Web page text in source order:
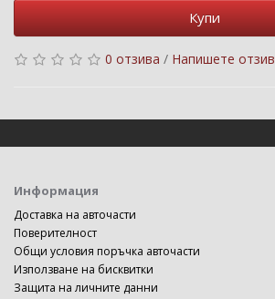
Купи
0 отзива / Напишете отзив
Информация
Доставка на авточасти
Поверителност
Общи условия поръчка авточасти
Използване на бисквитки
Защита на личните данни